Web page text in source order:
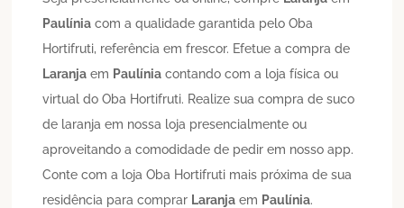
Paulínia com a qualidade garantida pelo Oba
Hortifruti, referência em frescor. Efetue a compra de
Laranja em Paulínia contando com a loja física ou
virtual do Oba Hortifruti. Realize sua compra de suco
de laranja em nossa loja presencialmente ou
aproveitando a comodidade de pedir em nosso app.
Conte com a loja Oba Hortifruti mais próxima de sua
residência para comprar Laranja em Paulínia.